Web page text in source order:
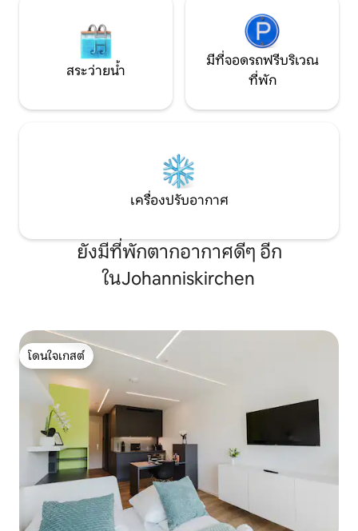
สระว่ายน้ำ
มีที่จอดรถฟรีบริเวณ
ที่พัก
เครื่องปรับอากาศ
ยังมีที่พักตากอากาศดีๆ อีก
ในJohanniskirchen
โดนใจเกสต์
โดนใจเกสต์